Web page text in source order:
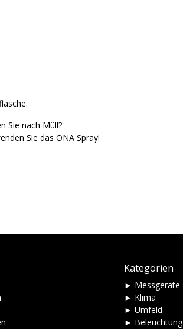
Sie nach Müll?
Sie das ONA Spray!
Kategorien
► Messgeräte
► Klima
► Umfeld
► Beleuchtung